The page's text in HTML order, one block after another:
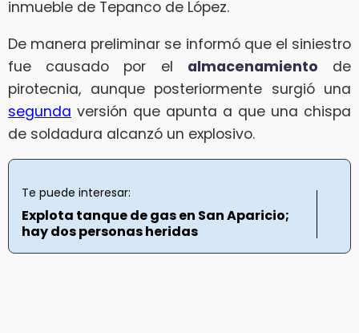
inmueble de Tepanco de López.
De manera preliminar se informó que el siniestro
fue causado por el almacenamiento de
pirotecnia, aunque posteriormente surgió una
segunda versión que apunta a que una chispa
de soldadura alcanzó un explosivo.
Te puede interesar:
Explota tanque de gas en San Aparicio;
hay dos personas heridas